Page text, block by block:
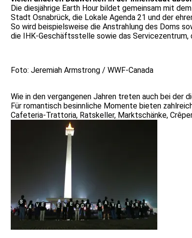
Die diesjährige Earth Hour bildet gemeinsam mit
Stadt Osnabrück, die Lokale Agenda 21 und der
So wird beispielsweise die Anstrahlung des Doms
die IHK-Geschäftsstelle sowie das
Foto: Jeremiah Armstrong / WWF-Canada
Wie in den vergangenen Jahren treten auch bei der
Für romantisch besinnliche Momente bieten
Cafeteria-Trattoria, Ratskeller, Marktschänke,